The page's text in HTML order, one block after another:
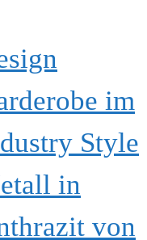
im
Style
in
von